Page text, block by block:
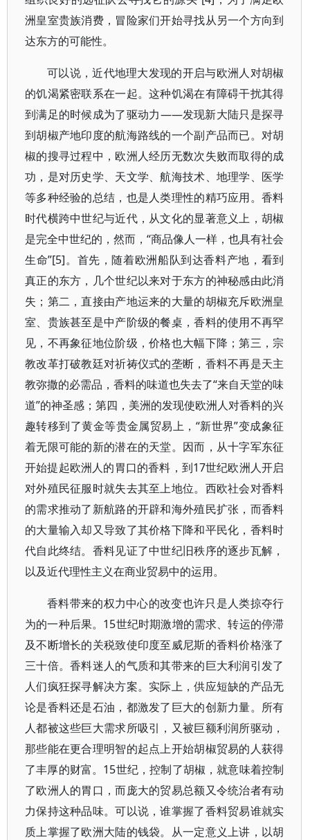
洲皇室贵族消费，冒险家们开始寻找从另一个方向到
达东方的可能性。
可以说，近代地理大发现的开启与欧洲人对胡椒
的饥渴紧密联系在一起。这种饥渴在有障碍干扰其得
到满足的时候成为了驱动力——发现新大陆只是探寻
到胡椒产地印度的航海路线的一个副产品而已。对胡
椒的搜寻过程中，欧洲人经历无数次失败而取得的成
功，是对历史学、天文学、航海技术、地理学、医学
等多种经验的总结，也是人类理性的精巧应用。香料
时代横跨中世纪与近代，从文化的显著意义上，胡椒
是完全中世纪的，然而，“商品像人一样，也具有社会
生命”[5]。首先，随着欧洲船队到达香料产地，看到
真正的东方，几个世纪以来对于东方的神秘感由此消
失；第二，直接由产地运来的大量的胡椒充斥欧洲皇
室、贵族甚至是中产阶级的餐桌，香料的使用不再罕
见，不再象征地位阶级，价格也大幅下降；第三，宗
教改革打破教廷对祈祷仪式的垄断，香料不再是天主
教弥撒的必需品，香料的味道也失去了“来自天堂的味
道”的神圣感；第四，美洲的发现使欧洲人对香料的兴
趣转移到了黄金等贵金属贸易上，“新世界”变成象征
着无限可能的新的潜在的天堂。因而，从十字军东征
开始提起欧洲人的胃口的香料，到17世纪欧洲人开启
对外殖民征服时就失去其至上地位。西欧社会对香料
的需求推动了新航路的开辟和海外殖民扩张，而香料
的大量输入却又导致了其价格下降和平民化，香料时
代自此终结。香料见证了中世纪旧秩序的逐步瓦解，
以及近代理性主义在商业贸易中的运用。
香料带来的权力中心的改变也许只是人类掠夺行
为的一种后果。15世纪时期激增的需求、转运的停滞
及不断增长的关税致使印度至威尼斯的香料价格涨了
三十倍。香料迷人的气质和其带来的巨大利润引发了
人们疯狂探寻解决方案。实际上，供应短缺的产品无
论是香料还是石油，都激发了巨大的创新力量。所有
人都被这些巨大需求所吸引，又被巨额利润所驱动，
那些能在更合理明智的起点上开始胡椒贸易的人获得
了丰厚的财富。15世纪，控制了胡椒，就意味着控制
了欧洲人的胃口，而庞大的贸易总额又令统治者有动
力保持这种品味。可以说，谁掌握了香料贸易谁就实
质上掌握了欧洲大陆的钱袋。从一定意义上讲，以胡